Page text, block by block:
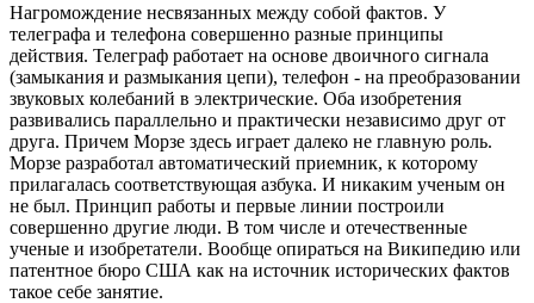
Нагромождение несвязанных между собой фактов. У
телеграфа и телефона совершенно разные принципы
действия. Телеграф работает на основе двоичного сигнала
(замыкания и размыкания цепи), телефон - на преобразовании
звуковых колебаний в электрические. Оба изобретения
развивались параллельно и практически независимо друг от
друга. Причем Морзе здесь играет далеко не главную роль.
Морзе разработал автоматический приемник, к которому
прилагалась соответствующая азбука. И никаким ученым он
не был. Принцип работы и первые линии построили
совершенно другие люди. В том числе и отечественные
ученые и изобретатели. Вообще опираться на Википедию или
патентное бюро США как на источник исторических фактов
такое себе занятие.